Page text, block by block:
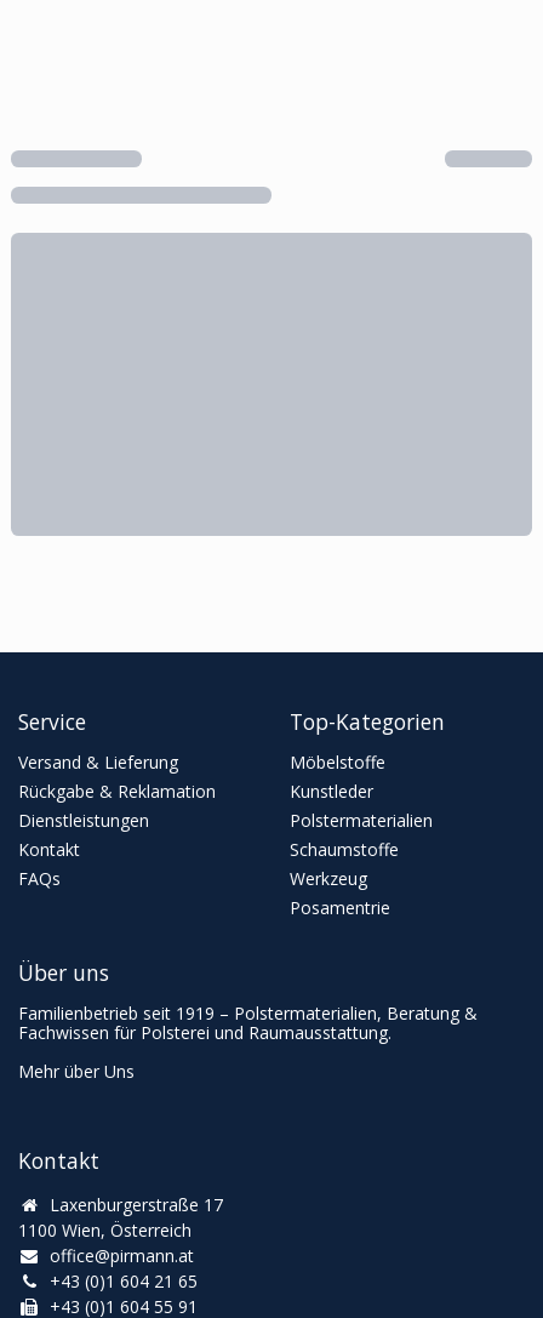
Service
Versand & Lieferung
Rückgabe & Reklamation
Dienstleistungen
Kontakt
FAQs
Top-Kategorien
Möbelstoffe
Kunstleder
Polstermaterialien
Schaumstoffe
Werkzeug
Posamentrie
Kontakt
Laxenburgerstraße 17
1100 Wien, Österreich
office@pirmann.at
+43 (0)1 604 21 65
+43 (0)1 604 55 91
Über uns
Familienbetrieb seit 1919 – Polstermaterialien, Beratung &
Fachwissen für Polsterei und Raumausstattung.
Mehr über Uns